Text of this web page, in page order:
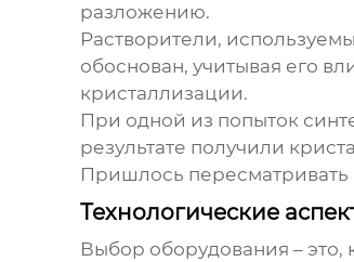
разложению.
Растворители,
обоснован, учитывая его
кристаллизации.
При одной из попыток
результате получили
Пришлось пересматривать
Технологические
Выбор оборудования – это,